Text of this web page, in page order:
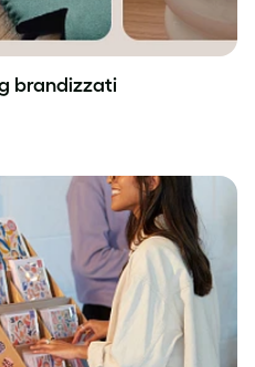
brandizzati